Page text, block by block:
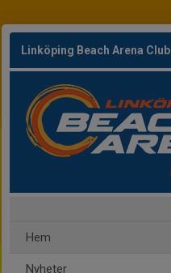
Linköping Beach Arena Club
Hem
Nyheter